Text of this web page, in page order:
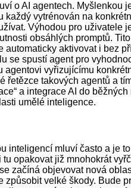
o AI agentech. Myšlenkou
každý vytrénován na
Výhodou pro uživatele
obsáhlých promptů.
automaticky aktivovat i bez
se spustí agent pro
agentovi vyřizujícímu
řetězce takových agentů a
a integrace AI do
umělé inteligence.
inteligencí mluví často a je
opakovat již mnohokrát
začíná objevovat nová
způsobit velké škody. Bude